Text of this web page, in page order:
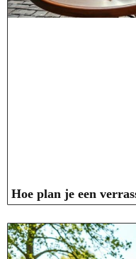
Hoe plan je een